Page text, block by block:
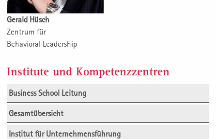
Gerald Hüsch
Zentrum für
Behavioral Leadership
Institute und Kompetenzzentren
Business School Leitung
Gesamtübersicht
Institut für Unternehmensführung